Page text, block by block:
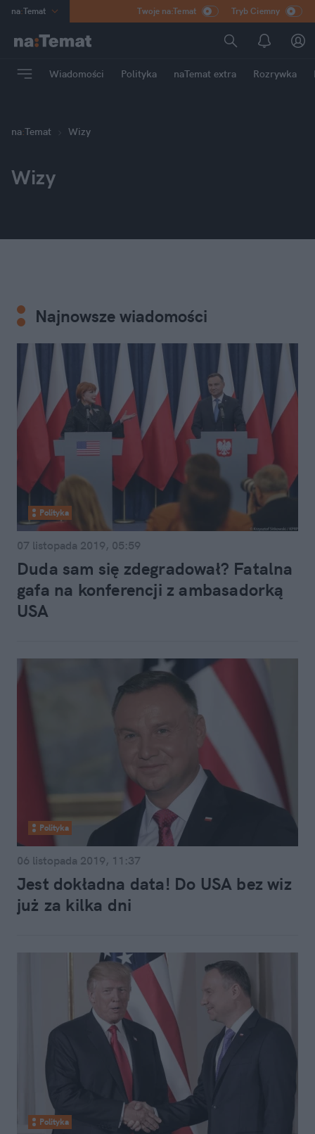
na:Temat
Poland
mama
Rozrywka
Twoje na:Temat Tryb Ciemny
Wiadomości Polityka naTemat extra Rozrywka
na:Temat Wizy
Wizy
Najnowsze wiadomości
Polityka
07 listopada 2019, 05:59
Duda sam się zdegradował? Fatalna
gafa na konferencji z ambasadorką
USA
Polityka
06 listopada 2019, 11:37
Jest dokładna data! Do USA bez wiz
już za kilka dni
Polityka